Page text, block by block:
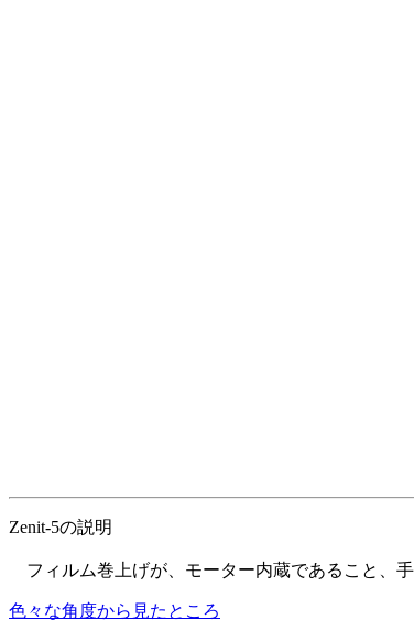
Zenit-5の説明
フィルム巻上げが、モーター内蔵であること、
色々な角度から見たところ